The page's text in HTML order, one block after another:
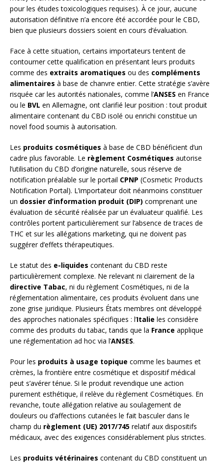
pour les études toxicologiques requises). À ce jour, aucune
autorisation définitive n’a encore été accordée pour le CBD,
bien que plusieurs dossiers soient en cours d’évaluation.
Face à cette situation, certains importateurs tentent de
contourner cette qualification en présentant leurs produits
comme des extraits aromatiques ou des compléments
alimentaires à base de chanvre entier. Cette stratégie s’avère
risquée car les autorités nationales, comme l’ANSES en France
ou le BVL en Allemagne, ont clarifié leur position : tout produit
alimentaire contenant du CBD isolé ou enrichi constitue un
novel food soumis à autorisation.
Les produits cosmétiques à base de CBD bénéficient d’un
cadre plus favorable. Le règlement Cosmétiques autorise
l’utilisation du CBD d’origine naturelle, sous réserve de
notification préalable sur le portail CPNP (Cosmetic Products
Notification Portal). L’importateur doit néanmoins constituer
un dossier d’information produit (DIP) comprenant une
évaluation de sécurité réalisée par un évaluateur qualifié. Les
contrôles portent particulièrement sur l’absence de traces de
THC et sur les allégations marketing, qui ne doivent pas
suggérer d’effets thérapeutiques.
Le statut des e-liquides contenant du CBD reste
particulièrement complexe. Ne relevant ni clairement de la
directive Tabac, ni du règlement Cosmétiques, ni de la
réglementation alimentaire, ces produits évoluent dans une
zone grise juridique. Plusieurs États membres ont développé
des approches nationales spécifiques : l’Italie les considère
comme des produits du tabac, tandis que la France applique
une réglementation ad hoc via l’ANSES.
Pour les produits à usage topique comme les baumes et
crèmes, la frontière entre cosmétique et dispositif médical
peut s’avérer ténue. Si le produit revendique une action
purement esthétique, il relève du règlement Cosmétiques. En
revanche, toute allégation relative au soulagement de
douleurs ou d’affections cutanées le fait basculer dans le
champ du règlement (UE) 2017/745 relatif aux dispositifs
médicaux, avec des exigences considérablement plus strictes.
Les produits vétérinaires contenant du CBD constituent un